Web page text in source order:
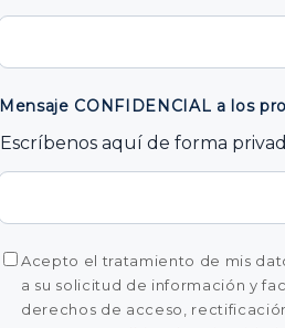
Mensaje CONFIDENCIAL a los
Escríbenos aquí de forma
Acepto el tratamiento de mis
a su solicitud de información y
derechos de acceso,